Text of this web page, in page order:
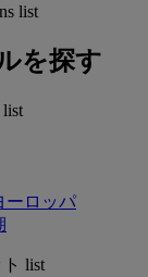
list
を探す
ーロッパ
list